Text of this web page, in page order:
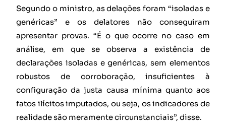
Segundo o ministro, as delações foram “isoladas e
genéricas” e os delatores não conseguiram
apresentar provas. “É o que ocorre no caso em
análise, em que se observa a existência de
declarações isoladas e genéricas, sem elementos
robustos de corroboração, insuficientes à
configuração da justa causa mínima quanto aos
fatos ilícitos imputados, ou seja, os indicadores de
realidade são meramente circunstanciais”, disse.